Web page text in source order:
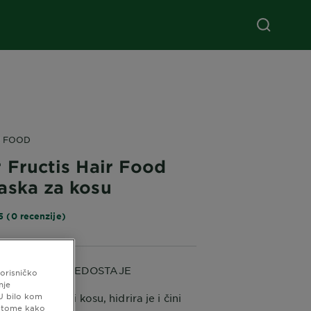
FOOD
Fructis Hair Food
za kosu
(0 recenzije)
KOJOJ NEDOSTAJE
tekstura hrani kosu, hidrira je i čini
bilo kom
kako